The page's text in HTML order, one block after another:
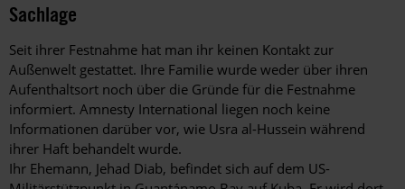
Sachlage
Seit ihrer Festnahme hat man ihr keinen Kontakt zur
Außenwelt gestattet. Ihre Familie wurde weder über ihren
Aufenthaltsort noch über die Gründe für die Festnahme
informiert. Amnesty International liegen noch keine
Informationen darüber vor, wie Usra al-Hussein während
ihrer Haft behandelt wurde.
Ihr Ehemann, Jehad Diab, befindet sich auf dem US-